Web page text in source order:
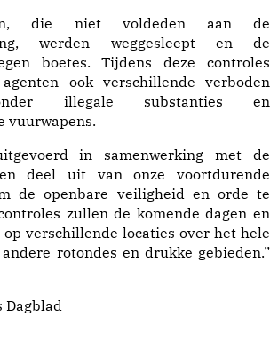
die niet voldeden aan de
werden weggesleept en de
boetes. Tijdens deze controles
ook verschillende verboden
illegale substanties en
vuurwapens.
in samenwerking met de
deel uit van onze voortdurende
de openbare veiligheid en orde te
zullen de komende dagen en
op verschillende locaties over het hele
rotondes en drukke gebieden.”
Dagblad